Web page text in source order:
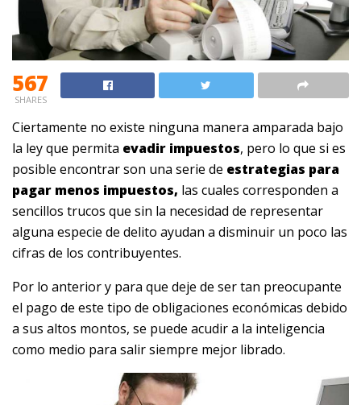
567
SHARES
Ciertamente no existe ninguna manera amparada bajo
la ley que permita evadir impuestos, pero lo que si es
posible encontrar son una serie de estrategias para
pagar menos impuestos, las cuales corresponden a
sencillos trucos que sin la necesidad de representar
alguna especie de delito ayudan a disminuir un poco las
cifras de los contribuyentes.
Por lo anterior y para que deje de ser tan preocupante
el pago de este tipo de obligaciones económicas debido
a sus altos montos, se puede acudir a la inteligencia
como medio para salir siempre mejor librado.